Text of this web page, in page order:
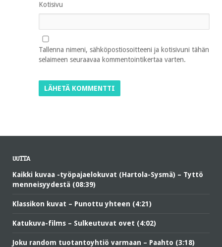
Kotisivu
Tallenna nimeni, sähköpostiosoitteeni ja kotisivuni tähän
selaimeen seuraavaa kommentointikertaa varten.
UUTTA
Kaikki kuvaa -työpajaelokuvat (Hartola-Sysmä) – Tyttö
menneisyydestä (08:39)
Klassikon kuvat – Punottu yhteen (4:21)
Katukuva-films – Sulkeutuvat ovet (4:02)
Joku random tuotantoyhtiö varmaan – Paahto (3:18)